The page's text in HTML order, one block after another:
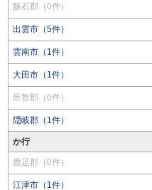
飯石郡（0件）
出雲市（5件）
雲南市（1件）
大田市（1件）
邑智郡（0件）
隠岐郡（1件）
か行
鹿足郡（0件）
江津市（1件）